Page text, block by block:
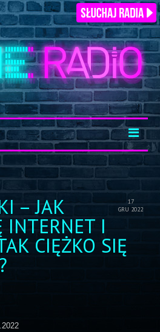
17
GRU 2022
– JAK
INTERNET I
CIĘŻKO SIĘ